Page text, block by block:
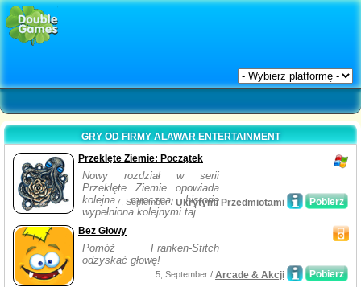
GRY OD FIRMY ALAWAR ENTERTAINMENT
Przeklęte Ziemie: Początek
Nowy rozdział w serii
Przeklęte Ziemie opowiada
kolejna mroczna historię
wypełniona kolejnymi taj...
Pobierz
7, September / Ukrytymi Przedmiotami
Bez Głowy
Pomóż Franken-Stitch
odzyskać głowę!
Pobierz
5, September / Arcade & Akcji